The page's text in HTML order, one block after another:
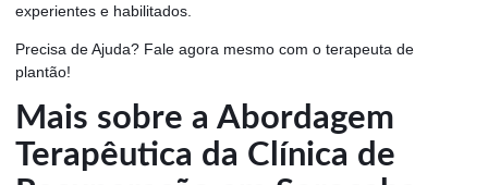
experientes e habilitados.
Precisa de Ajuda? Fale agora mesmo com o terapeuta de
plantão!
Mais sobre a Abordagem
Terapêutica da Clínica de